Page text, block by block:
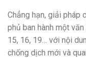
Chẳng hạn, giải pháp
phủ ban hành một
15, 16, 19… với nội
chống dịch mới và